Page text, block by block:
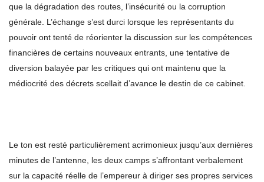
que la dégradation des routes, l’insécurité ou la corruption
générale. L’échange s’est durci lorsque les représentants du
pouvoir ont tenté de réorienter la discussion sur les compétences
financières de certains nouveaux entrants, une tentative de
diversion balayée par les critiques qui ont maintenu que la
médiocrité des décrets scellait d’avance le destin de ce cabinet.
Le ton est resté particulièrement acrimonieux jusqu’aux dernières
minutes de l’antenne, les deux camps s’affrontant verbalement
sur la capacité réelle de l’empereur à diriger ses propres services